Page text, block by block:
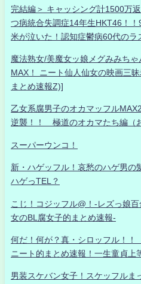
完結編＞ キャッシング計1500万
つ病統合失調症14年生HKT46！
米が泣いた！認知症鬱病60代のラ
魔法熟女/美魔女ッ娘メグみみち
MAX！ ニート仙人仙女の映画三
まとめ速報Z)]
乙女系腐男子のオカマッフル
逆襲！！ 極道のオカマたち編（
スーパーウンコ！
新・ハゲッフル！哀愁のハゲ男の
ハゲっTEL？
こじ！コジッフル@！-レズっ娘
女のBL腐女子的まとめ速報-
何だ！何が？真・シロッフル
ニート的まとめ速報！一生童貞上
男装スケバン女子！スケッフルま